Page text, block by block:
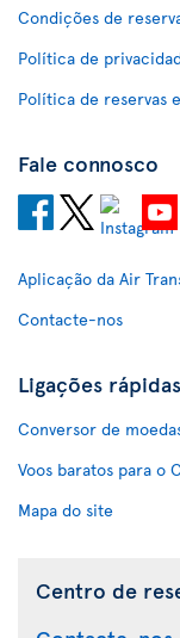
Condições de
Política de
Política de reservas
Fale connosco
Aplicação da Air
Contacte-nos
Ligações rápidas
Conversor de
Voos baratos para o
Mapa do site
Centro de